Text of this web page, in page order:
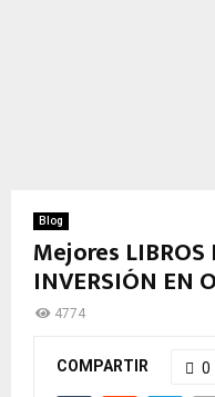
Blog
Mejores
INVERSIÓN EN
4774
COMPARTIR 0